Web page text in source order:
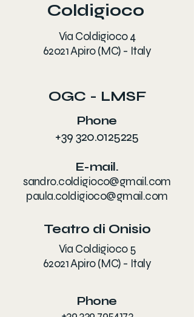
Coldigioco
Via Coldigioco 4
62021 Apiro (MC) - Italy
OGC - LMSF
Phone
+39 320.0125225
E-mail.
sandro.coldigioco@gmail.com
paula.coldigioco@gmail.com
Teatro di Onisio
Via Coldigioco 5
62021 Apiro (MC) - Italy
Phone